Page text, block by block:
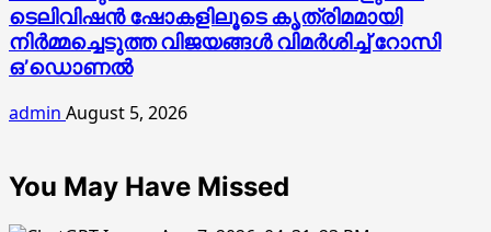
ടെലിവിഷന്‍ ഷോകളിലൂടെ കൃത്രിമമായി
നിര്‍മ്മച്ചെടുത്ത വിജയങ്ങള്‍ വിമര്‍ശിച്ച് റോസി
ഒ’ഡൊണല്‍
admin August 5, 2026
You May Have Missed